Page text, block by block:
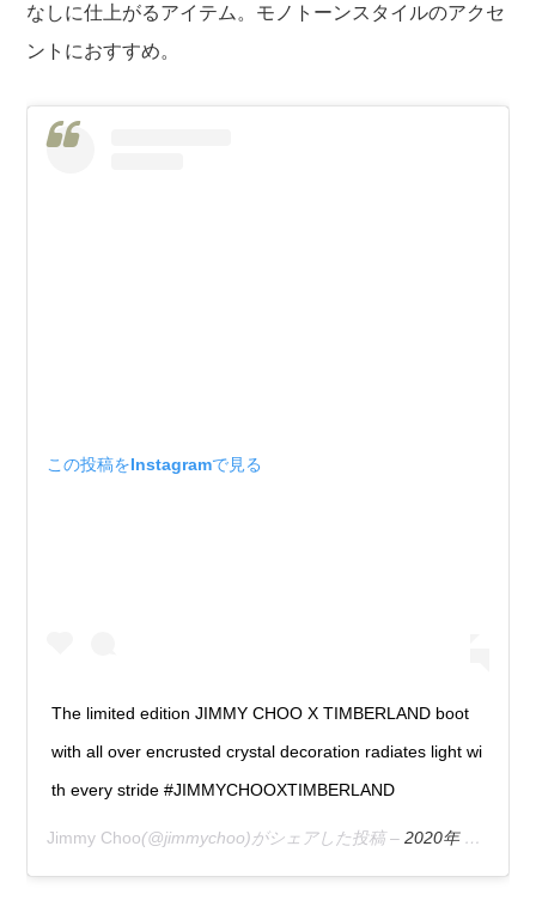
なしに仕上がるアイテム。モノトーンスタイルのアクセ
ントにおすすめ。
この投稿をInstagramで見る
The limited edition JIMMY CHOO X TIMBERLAND boot
with all over encrusted crystal decoration radiates light wi
th every stride #JIMMYCHOOXTIMBERLAND
Jimmy Choo(@jimmychoo)がシェアした投稿 –2020年 9月月11日午前9時12分PDT